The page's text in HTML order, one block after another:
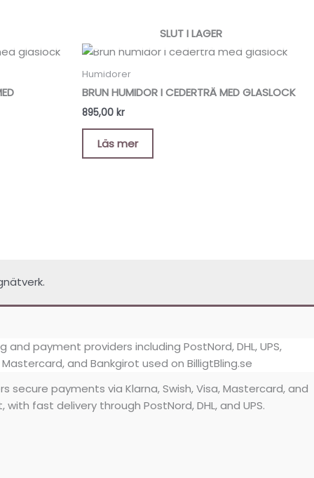
SLUT I LAGER
Humidorer
BRUN HUMIDOR I CEDERTRÄ MED GLASLOCK
895,00 kr
Läs mer
secure payments via Klarna, Swish, Visa, Mastercard, and
with fast delivery through PostNord, DHL, and UPS.